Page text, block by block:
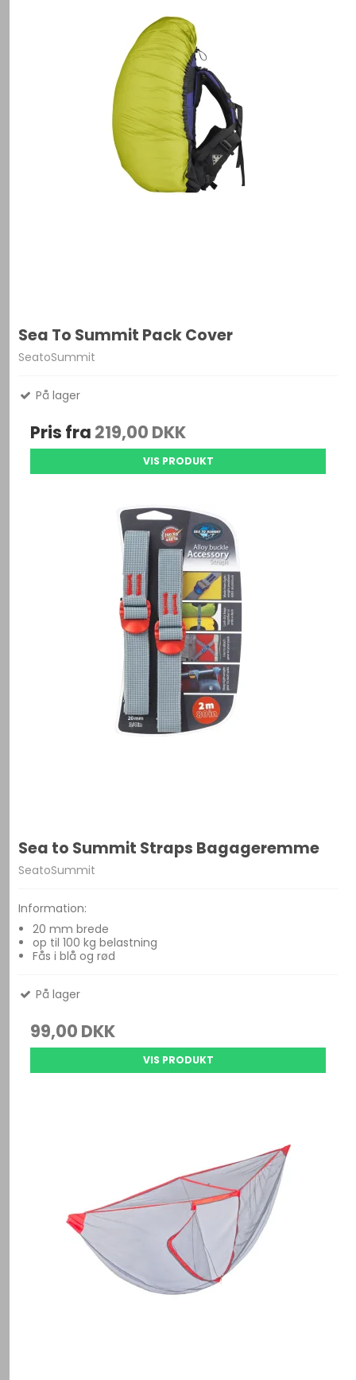
Sea To Summit Pack Cover
SeatoSummit
På lager
Pris fra 219,00 DKK
VIS PRODUKT
Sea to Summit Straps Bagageremme
SeatoSummit
Information:
20 mm brede
op til 100 kg belastning
Fås i blå og rød
På lager
99,00 DKK
VIS PRODUKT